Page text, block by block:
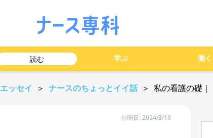
読む 学ぶ 働く
エッセイ ＞ ナースのちょっとイイ話 ＞ 私の看護の礎
公開日: 2024/3/18